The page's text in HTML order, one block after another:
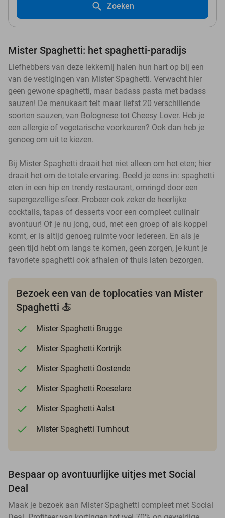
Zoeken
Mister Spaghetti: het spaghetti-paradijs
Liefhebbers van deze lekkernij halen hun hart op bij een
van de vestigingen van Mister Spaghetti. Verwacht hier
geen gewone spaghetti, maar badass pasta met badass
sauzen! De menukaart telt maar liefst 20 verschillende
soorten sauzen, van Bolognese tot Cheesy Lover. Heb je
een allergie of vegetarische voorkeuren? Ook dan heb je
genoeg om uit te kiezen.
Bij Mister Spaghetti draait het niet alleen om het eten; hier
draait het om de totale ervaring. Beeld je eens in: spaghetti
eten in een hip en trendy restaurant, omringd door een
supergezellige sfeer. Probeer ook zeker de heerlijke
cocktails, tapas of desserts voor een compleet culinair
avontuur! Of je nu jong, oud, met een groep of als koppel
komt, er is altijd genoeg ruimte voor iedereen. En als je
geen tijd hebt om langs te komen, geen zorgen, je kunt je
favoriete spaghetti ook afhalen of thuis laten bezorgen.
Bezoek een van de toplocaties van Mister
Spaghetti 🍝
Mister Spaghetti Brugge
Mister Spaghetti Kortrijk
Mister Spaghetti Oostende
Mister Spaghetti Roeselare
Mister Spaghetti Aalst
Mister Spaghetti Turnhout
Bespaar op avontuurlijke uitjes met Social
Deal
Maak je bezoek aan Mister Spaghetti compleet met Social